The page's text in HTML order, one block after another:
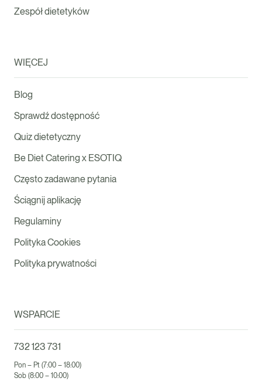
Zespół dietetyków
WIĘCEJ
Blog
Sprawdź dostępność
Quiz dietetyczny
Be Diet Catering x ESOTIQ
Często zadawane pytania
Ściągnij aplikację
Regulaminy
Polityka Cookies
Polityka prywatności
WSPARCIE
732 123 731
Pon – Pt (7:00 – 18:00)
Sob (8:00 – 10:00)